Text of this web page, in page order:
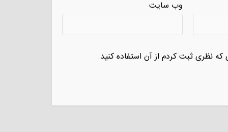
وب سایت
نظری ثبت کردم از آن استفاده کنید.